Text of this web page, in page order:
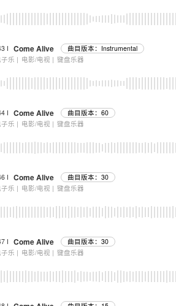
I Come Alive
曲目版本：Instrumental
乐 | 电影/电视 | 键盘乐器
I Come Alive
曲目版本：60
乐 | 电影/电视 | 键盘乐器
I Come Alive
曲目版本：30
乐 | 电影/电视 | 键盘乐器
I Come Alive
曲目版本：30
乐 | 电影/电视 | 键盘乐器